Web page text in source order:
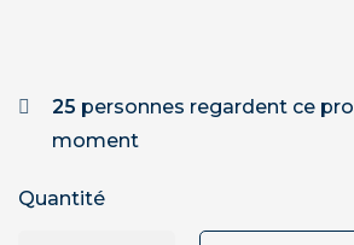
25 personnes regardent ce
moment
Quantité